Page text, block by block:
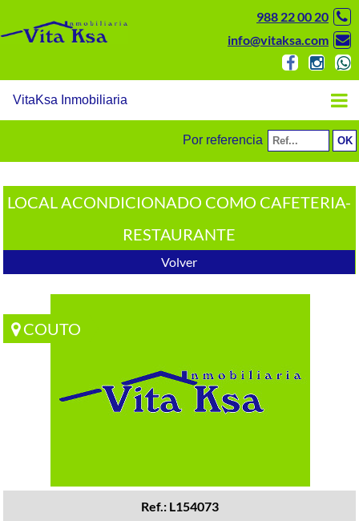
988 22 00 20
info@vitaksa.com
VitaKsa Inmobiliaria
Por referencia
LOCAL ACONDICIONADO COMO CAFETERIA-
RESTAURANTE
Volver
COUTO
Ref.: L154073